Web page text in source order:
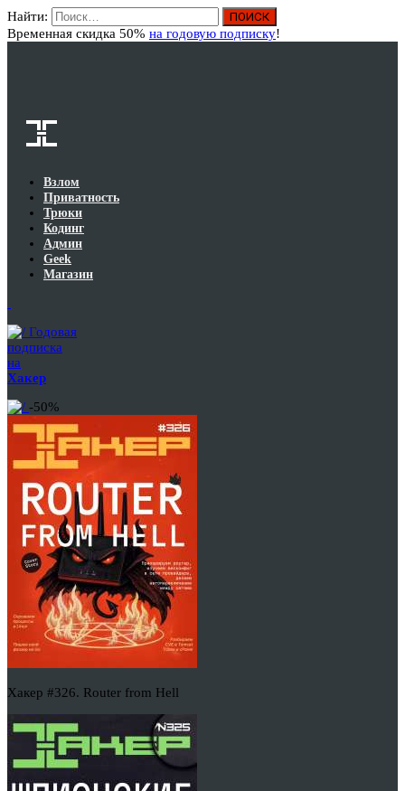
Найти:
Временная скидка 50% на годовую подписку!
Взлом
Приватность
Трюки
Кодинг
Админ
Geek
Магазин
Годовая
подписка
на
Хакер
-50%
Хакер #326. Router from Hell